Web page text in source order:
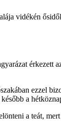
vidékén
érkezett
a
a teát,